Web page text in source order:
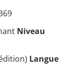
Niveau
Langue